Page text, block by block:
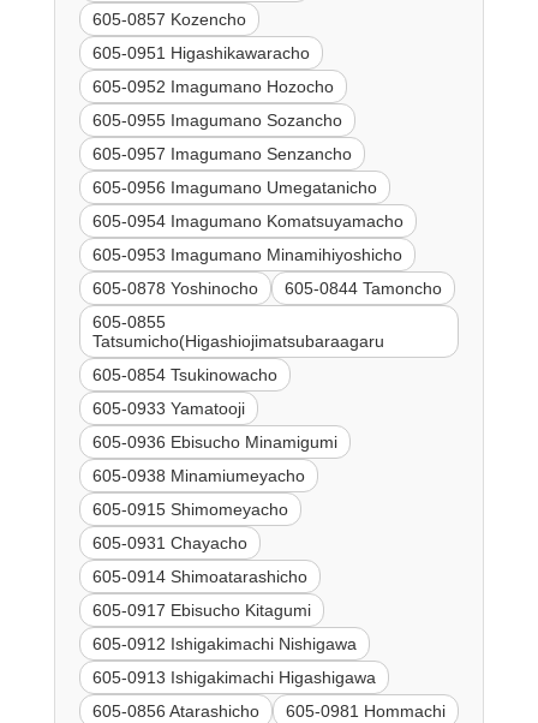
605-0857 Kozencho
605-0951 Higashikawaracho
605-0952 Imagumano Hozocho
605-0955 Imagumano Sozancho
605-0957 Imagumano Senzancho
605-0956 Imagumano Umegatanicho
605-0954 Imagumano Komatsuyamacho
605-0953 Imagumano Minamihiyoshicho
605-0878 Yoshinocho
605-0844 Tamoncho
605-0855
Tatsumicho(Higashiojimatsubaraagaru
605-0854 Tsukinowacho
605-0933 Yamatooji
605-0936 Ebisucho Minamigumi
605-0938 Minamiumeyacho
605-0915 Shimomeyacho
605-0931 Chayacho
605-0914 Shimoatarashicho
605-0917 Ebisucho Kitagumi
605-0912 Ishigakimachi Nishigawa
605-0913 Ishigakimachi Higashigawa
605-0856 Atarashicho
605-0981 Hommachi